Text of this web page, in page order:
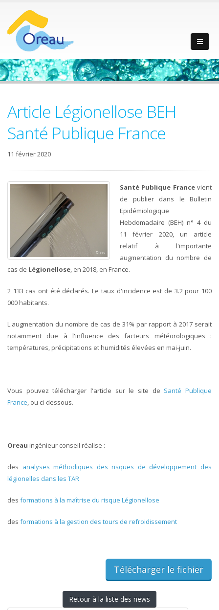
Article Légionellose BEH
Santé Publique France
11 février 2020
Santé Publique Francevient
de publier dans le Bulletin
Epidémiologique
Hebdomadaire (BEH) n° 4 du
11 février 2020, un article
relatif à l'importante
augmentation du nombre de
cas de Légionellose, en 2018, en France.
2 133 cas ont été déclarés. Le taux d'incidence est de 3.2 pour 100
000 habitants.
L'augmentation du nombre de cas de 31% par rapport à 2017 serait
notamment due à l'influence des facteurs météorologiques :
températures, précipitations et humidités élevées en mai-juin.
Vous pouvez télécharger l'article sur le site de Santé Publique
France, ou ci-dessous.
Oreau ingénieur conseil réalise :
des analyses méthodiques des risques de développement des
légionelles dans les TAR
des formations à la maîtrise du risque Légionellose
des formations à la gestion des tours de refroidissement
Télécharger le fichier
Retour à la liste des news